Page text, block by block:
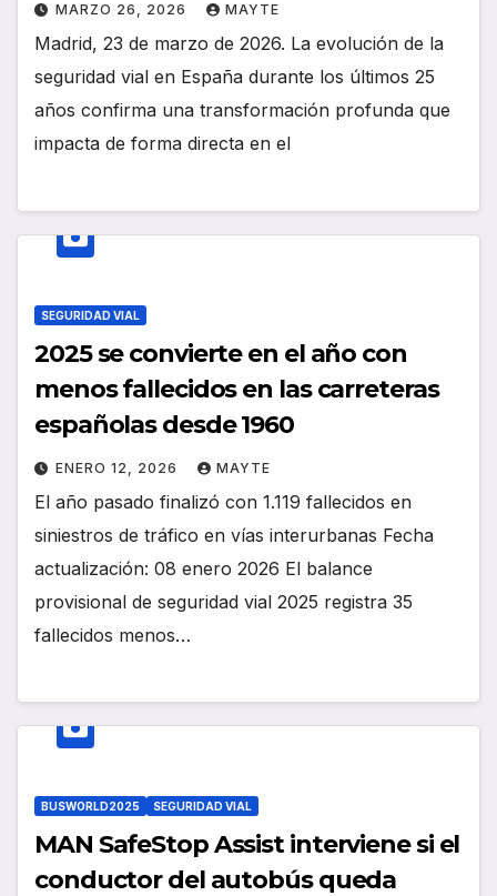
MARZO 26, 2026 MAYTE
Madrid, 23 de marzo de 2026. La evolución de la
seguridad vial en España durante los últimos 25
años confirma una transformación profunda que
impacta de forma directa en el
SEGURIDAD VIAL
2025 se convierte en el año con
menos fallecidos en las carreteras
españolas desde 1960
ENERO 12, 2026 MAYTE
El año pasado finalizó con 1.119 fallecidos en
siniestros de tráfico en vías interurbanas Fecha
actualización: 08 enero 2026 El balance
provisional de seguridad vial 2025 registra 35
fallecidos menos…
BUSWORLD2025 SEGURIDAD VIAL
MAN SafeStop Assist interviene si el
conductor del autobús queda